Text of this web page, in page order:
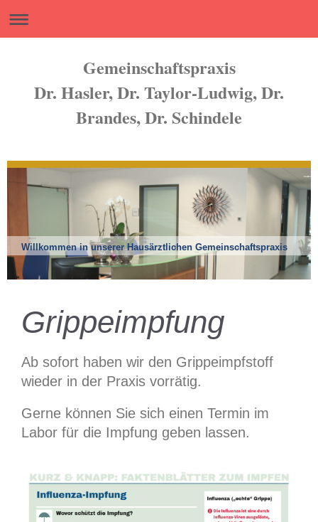
Gemeinschaftspraxis
Dr. Hasler, Dr. Taylor-Ludwig, Dr.
Brandes, Dr. Schindele
Willkommen in unserer Hausärztlichen Gemeinschaftspraxis
Grippeimpfung
Ab sofort haben wir den Grippeimpfstoff
wieder in der Praxis vorrätig.
Gerne können Sie sich einen Termin im
Labor für die Impfung geben lassen.